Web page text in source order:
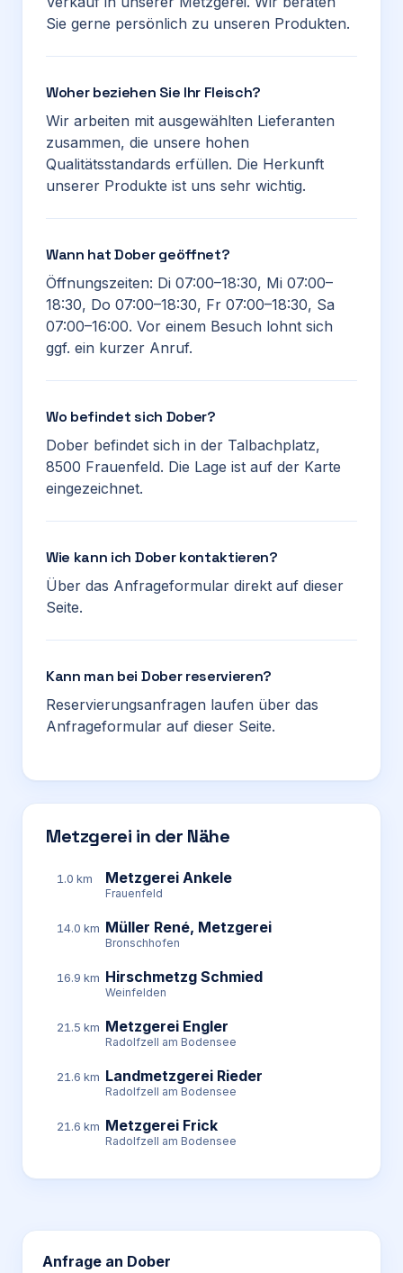
Sie gerne persönlich zu unseren Produkten.
Woher beziehen Sie Ihr Fleisch?
Wir arbeiten mit ausgewählten Lieferanten
zusammen, die unsere hohen
Qualitätsstandards erfüllen. Die Herkunft
unserer Produkte ist uns sehr wichtig.
Wann hat Dober geöffnet?
Öffnungszeiten: Di 07:00–18:30, Mi 07:00–
18:30, Do 07:00–18:30, Fr 07:00–18:30, Sa
07:00–16:00. Vor einem Besuch lohnt sich
ggf. ein kurzer Anruf.
Wo befindet sich Dober?
Dober befindet sich in der Talbachplatz,
8500 Frauenfeld. Die Lage ist auf der Karte
eingezeichnet.
Wie kann ich Dober kontaktieren?
Über das Anfrageformular direkt auf dieser
Seite.
Kann man bei Dober reservieren?
Reservierungsanfragen laufen über das
Anfrageformular auf dieser Seite.
Metzgerei in der Nähe
1.0 km Metzgerei Ankele
Frauenfeld
14.0 km Müller René, Metzgerei
Bronschhofen
16.9 km Hirschmetzg Schmied
Weinfelden
21.5 km Metzgerei Engler
Radolfzell am Bodensee
21.6 km Landmetzgerei Rieder
Radolfzell am Bodensee
21.6 km Metzgerei Frick
Radolfzell am Bodensee
Anfrage an Dober